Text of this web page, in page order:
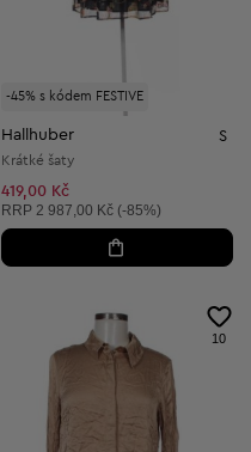
-45% s kódem FESTIVE
Hallhuber S
Krátké šaty
419,00 Kč
Doporučená cena:
RRP 2 987,00 Kč (-85%)
10